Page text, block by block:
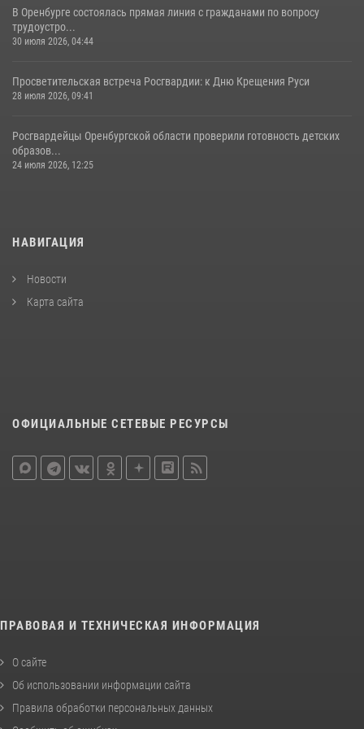
В Оренбурге состоялась прямая линия с гражданами по вопросу
трудоустро...
30 июля 2026, 04:44
Просветительская встреча Росгвардии: к Дню Крещения Руси
28 июля 2026, 09:41
Росгвардейцы Оренбургской области проверили готовность детских
образов...
24 июля 2026, 12:25
НАВИГАЦИЯ
Новости
Карта сайта
ОФИЦИАЛЬНЫЕ СЕТЕВЫЕ РЕСУРСЫ
ПРАВОВАЯ И ТЕХНИЧЕСКАЯ ИНФОРМАЦИЯ
О сайте
Об использовании информации сайта
Правила обработки персональных данных